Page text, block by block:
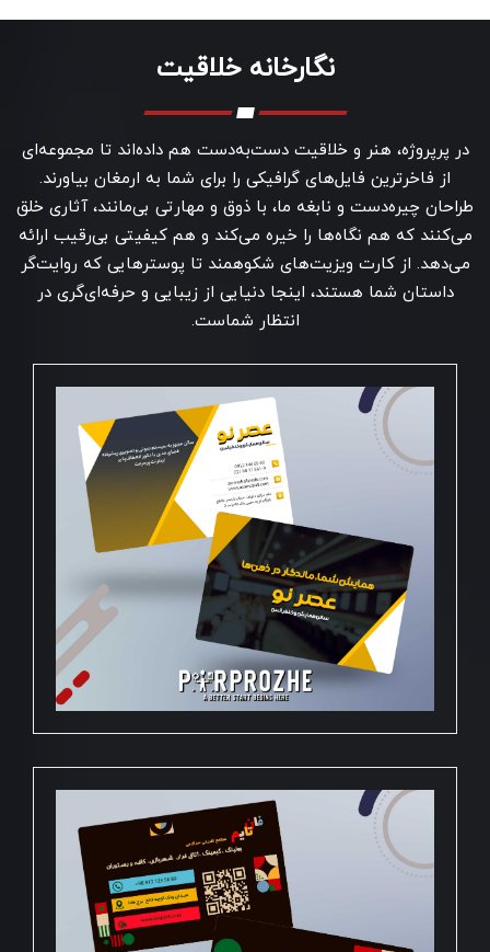
نگارخانه خلاقیت
در پرپروژه، هنر و خلاقیت دست‌به‌دست هم داده‌اند تا مجموعه‌ای
از فاخرترین فایل‌های گرافیکی را برای شما به ارمغان بیاورند.
طراحان چیره‌دست و نابغه ما، با ذوق و مهارتی بی‌مانند، آثاری خلق
می‌کنند که هم نگاه‌ها را خیره می‌کند و هم کیفیتی بی‌رقیب ارائه
می‌دهد. از کارت ویزیت‌های شکوهمند تا پوسترهایی که روایت‌گر
داستان شما هستند، اینجا دنیایی از زیبایی و حرفه‌ای‌گری در
انتظار شماست.